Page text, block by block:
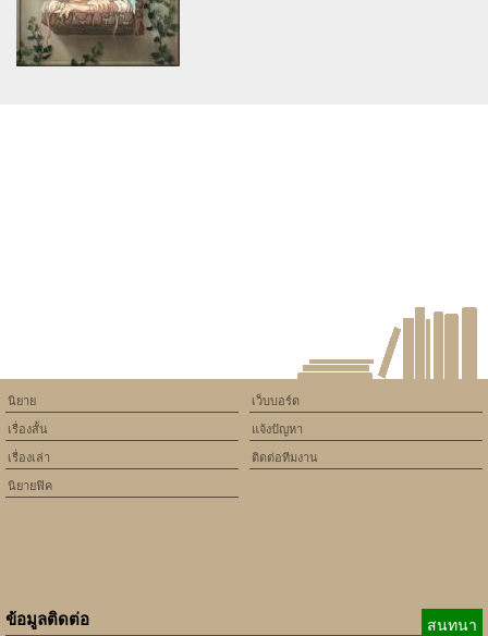
on line534
รักวุ่นของสาวจอมจุ้น
เว็บบอร์ด
แจ้งปัญหา
ติดต่อทีมงาน
นิยาย
เรื่องสั้น
เรื่องเล่า
นิยายฟิค
ข้อมูลติดต่อ สนทนา